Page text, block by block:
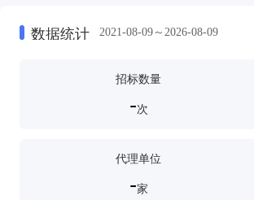
数据统计 2021-08-09～2026-08-09
招标数量
-次
代理单位
-家